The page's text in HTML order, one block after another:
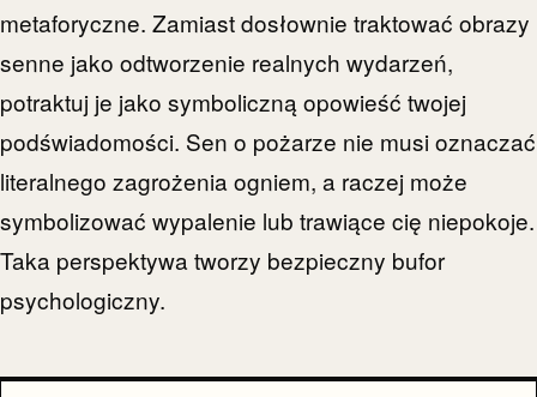
metaforyczne. Zamiast dosłownie traktować obrazy
senne jako odtworzenie realnych wydarzeń,
potraktuj je jako symboliczną opowieść twojej
podświadomości. Sen o pożarze nie musi oznaczać
literalnego zagrożenia ogniem, a raczej może
symbolizować wypalenie lub trawiące cię niepokoje.
Taka perspektywa tworzy bezpieczny bufor
psychologiczny.